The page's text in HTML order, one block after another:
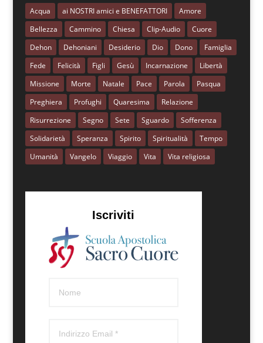
Acqua ai NOSTRI amici e BENEFATTORI
Amore
Bellezza
Cammino Chiesa Clip-Audio
Cuore
Dehon
Dehoniani Desiderio Dio Dono
Famiglia
Fede
Felicità Figli Gesù Incarnazione
Libertà
Missione
Morte Natale Pace Parola
Pasqua
Preghiera
Profughi Quaresima
Relazione
Risurrezione
Segno Sete Sguardo
Sofferenza
Solidarietà
Speranza Spirito Spiritualità
Tempo
Umanità
Vangelo Viaggio Vita Vita religiosa
Iscriviti